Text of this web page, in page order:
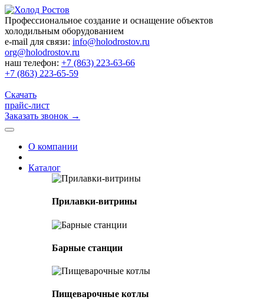
Профессиональное создание и оснащение объектов
холодильным оборудованием
e-mail для связи: info@holodrostov.ru
org@holodrostov.ru
наш телефон: +7 (863) 223-63-66
+7 (863) 223-65-59
Скачать
прайс-лист
Заказать звонок →
О компании
Каталог
Прилавки-витрины
Барные станции
Пищеварочные котлы